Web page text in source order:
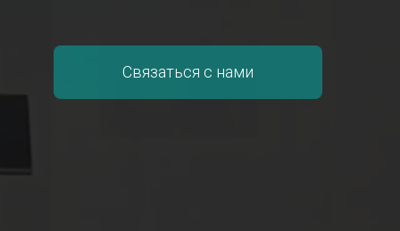
Связаться с нами